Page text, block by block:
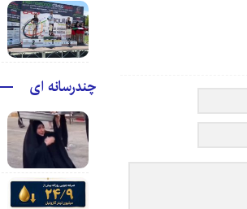
چندرسانه ای